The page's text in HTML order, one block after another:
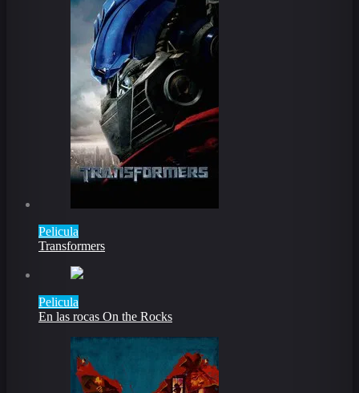
Pelicula
Transformers
Pelicula
En las rocas On the Rocks